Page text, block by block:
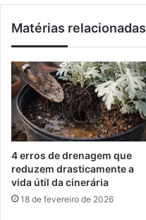
a
s
d
e
e
m
r
e
o
u
t
a
l
z
a
í
Matérias relacionadas
4 erros de drenagem que
reduzem drasticamente a
vida útil da cinerária
18 de fevereiro de 2026